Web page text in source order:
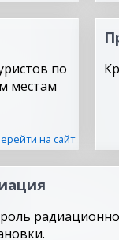
по
местам
на сайт